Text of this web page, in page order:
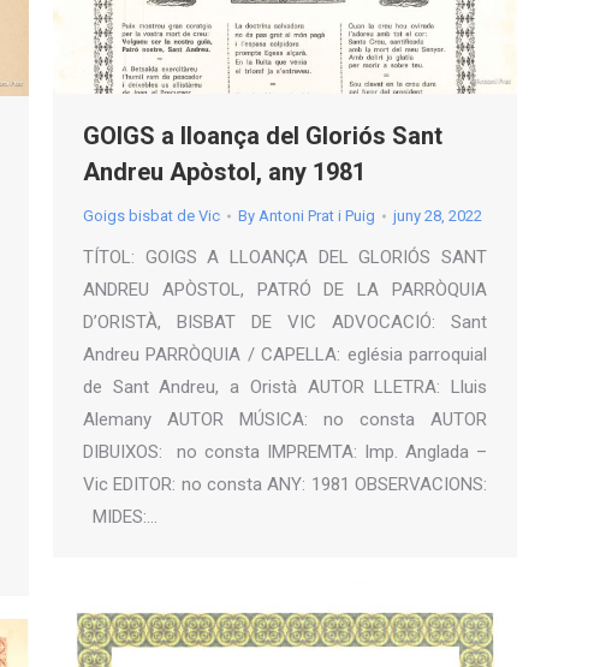
GOIGS a lloança del Gloriós Sant
Andreu Apòstol, any 1981
Goigs bisbat de Vic By Antoni Prat i Puig juny 28, 2022
TÍTOL: GOIGS A LLOANÇA DEL GLORIÓS SANT
ANDREU APÒSTOL, PATRÓ DE LA PARRÒQUIA
D’ORISTÀ, BISBAT DE VIC ADVOCACIÓ: Sant
Andreu PARRÒQUIA / CAPELLA: eglésia parroquial
de Sant Andreu, a Oristà AUTOR LLETRA: Lluis
Alemany AUTOR MÚSICA: no consta AUTOR
DIBUIXOS: no consta IMPREMTA: Imp. Anglada –
Vic EDITOR: no consta ANY: 1981 OBSERVACIONS:
MIDES:…